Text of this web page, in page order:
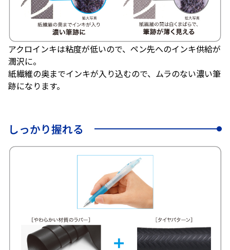
アクロインキは粘度が低いので、ペン先へのインキ供給が
潤沢に。
紙繊維の奥までインキが入り込むので、ムラのない濃い筆
跡になります。
しっかり握れる